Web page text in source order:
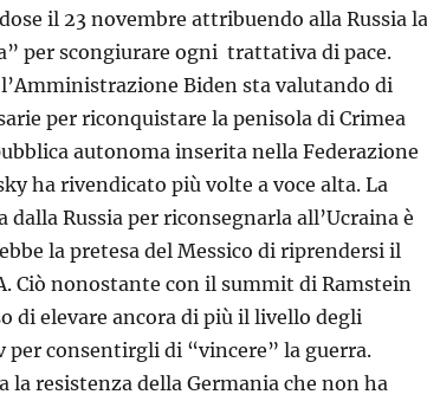
il 23 novembre attribuendo alla Russia la
per scongiurare ogni trattativa di pace.
Biden sta valutando di
per riconquistare la penisola di Crimea
autonoma inserita nella Federazione
ha rivendicato più volte a voce alta. La
dalla Russia per riconsegnarla all’Ucraina è
la pretesa del Messico di riprendersi il
Ciò nonostante con il summit di Ramstein
di elevare ancora di più il livello degli
consentirgli di “vincere” la guerra.
la resistenza della Germania che non ha